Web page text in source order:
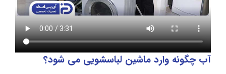
آب چگونه وارد ماشین لباسشویی می شود؟